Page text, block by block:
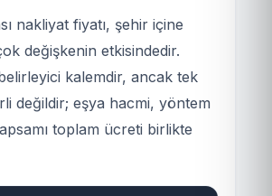
nakliyat fiyatı, şehir içine
değişkenin etkisindedir.
kalemdir, ancak tek
değildir; eşya hacmi, yöntem
toplam ücreti birlikte